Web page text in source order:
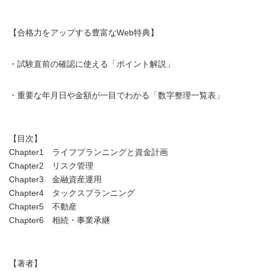
【合格力をアップする豊富なWeb特典】
・試験直前の確認に使える「ポイント解説」
・重要な年月日や金額が一目でわかる「数字整理一覧表」
【目次】
Chapter1 ライフプランニングと資金計画
Chapter2 リスク管理
Chapter3 金融資産運用
Chapter4 タックスプランニング
Chapter5 不動産
Chapter6 相続・事業承継
【著者】